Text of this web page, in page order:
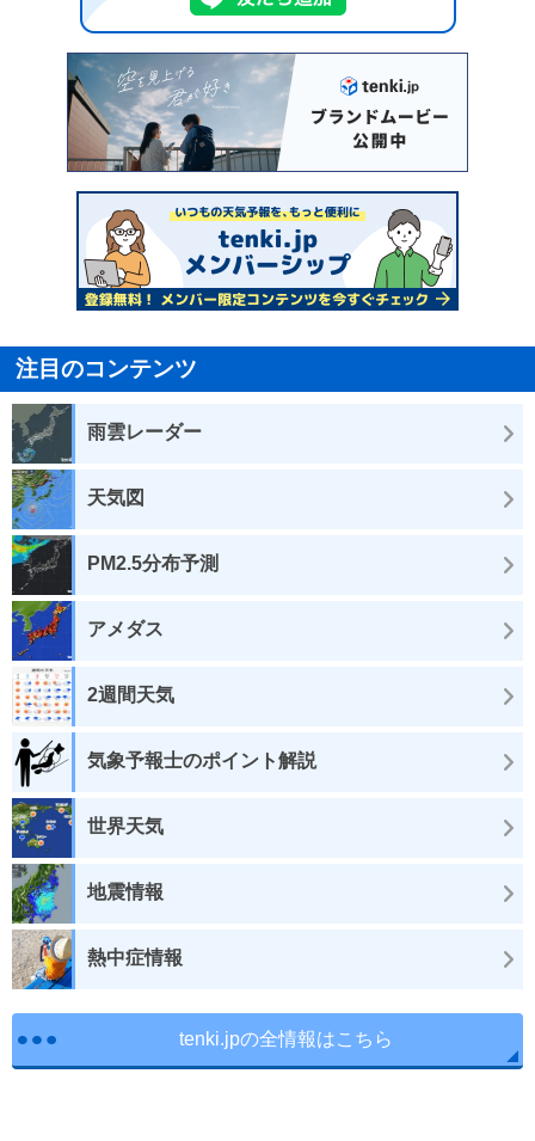
注目のコンテンツ
雨雲レーダー
天気図
PM2.5分布予測
アメダス
2週間天気
気象予報士のポイント解説
世界天気
地震情報
熱中症情報
tenki.jpの全情報はこちら